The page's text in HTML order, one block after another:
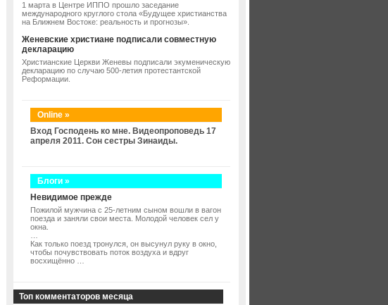
1 марта в Центре ИППО прошло заседание
международного круглого стола «Будущее христианства
на Ближнем Востоке: реальность и прогнозы».
Женевские христиане подписали совместную
декларацию
Христианские Церкви Женевы подписали экуменическую
декларацию по случаю 500-летия протестантской
Реформации.
Online »
Вход Господень ко мне. Видеопроповедь 17
апреля 2011. Сон сестры Зинаиды.
Блоги »
Невидимое прежде
Пожилой мужчина с 25-летним сыном вошли в вагон
поезда и заняли свои места. Молодой человек сел у
окна.
Как только поезд тронулся, он высунул руку в окно,
чтобы почувствовать поток воздуха и вдруг
восхищённо …
Топ комментаторов месяца